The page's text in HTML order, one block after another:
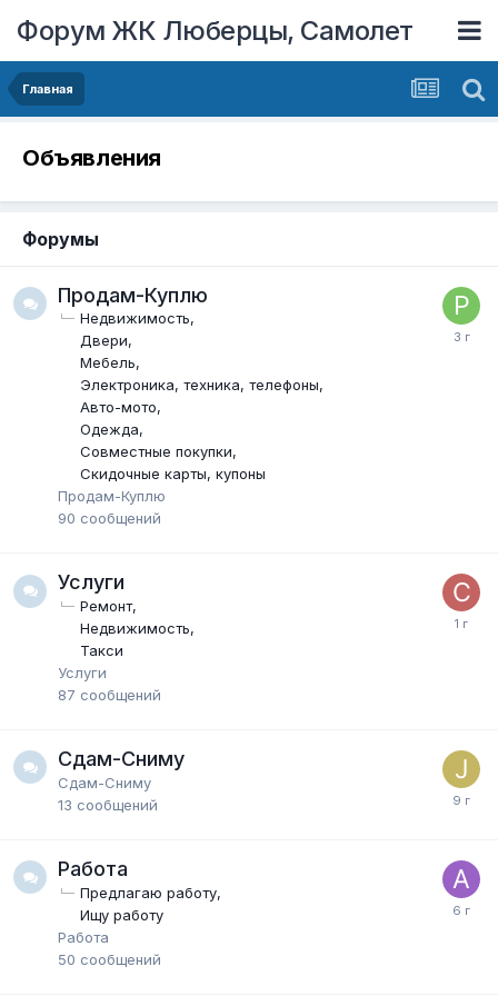
Форум ЖК Люберцы, Самолет
Главная
Объявления
Форумы
Продам-Куплю
Недвижимость
Двери
Мебель
Электроника, техника, телефоны
Авто-мото
Одежда
Совместные покупки
Скидочные карты, купоны
Продам-Куплю
90 сообщений
Услуги
Ремонт
Недвижимость
Такси
Услуги
87 сообщений
Сдам-Сниму
Сдам-Сниму
13 сообщений
Работа
Предлагаю работу
Ищу работу
Работа
50 сообщений